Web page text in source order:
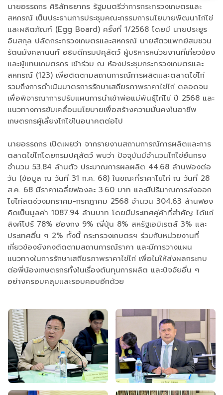
นายอรรถกร ศิริลัทธยากร รัฐมนตรีว่าการกระทรวงเกษตรและ
สหกรณ์ เป็นประธานการประชุมคณะกรรมการนโยบายพัฒนาไก่ไข่
และผลิตภัณฑ์ (Egg Board) ครั้งที่ 1/2568 โดยมี นายประยูร
อินสกุล ปลัดกระทรวงเกษตรและสหกรณ์ นายสัตวแพทย์สมชวน
รัตนมังคลานนท์ อธิบดีกรมปศุสัตว์ ผู้บริหารหน่วยงานที่เกี่ยวข้อง
และผู้แทนเกษตรกร เข้าร่วม ณ ห้องประชุมกระทรวงเกษตรและ
สหกรณ์ (123) เพื่อติดตามสถานการณ์การผลิตและตลาดไข่ไก่
รวมถึงการดำเนินมาตรการรักษาเสถียรภาพราคาไข่ไก่ ตลอดจน
เพื่อพิจารณาการปรับแผนการนำเข้าพ่อแม่พันธุ์ไก่ไข่ ปี 2568 และ
แนวทางการขับเคลื่อนนโยบายเพื่อสร้างความมั่นคงในอาชีพ
เกษตรกรผู้เลี้ยงไก่ไข่ในอนาคตต่อไป
นายอรรถกร เปิดเผยว่า จากรายงานสถานการณ์การผลิตและการ
ตลาดไข่ไก่โดยกรมปศุสัตว์ พบว่า ปัจจุบันมีจำนวนไก่ไข่ยืนกรง
จำนวน 53.84 ล้านตัว ประมาณการผลผลิต 44.68 ล้านฟองต่อ
วัน (ข้อมูล ณ วันที่ 31 ก.ค. 68) ในขณะที่ราคาไข่ไก่ ณ วันที่ 28
ส.ค. 68 มีราคาเฉลี่ยฟองละ 3.60 บาท และมีปริมาณการส่งออก
ไข่ไก่สดช่วงมกราคม-กรกฎาคม 2568 จำนวน 304.63 ล้านฟอง
คิดเป็นมูลค่า 1087.94 ล้านบาท โดยมีประเทศคู่ค้าที่สำคัญ ได้แก่
สิงค์โปร์ 78% ฮ่องกง 9% ญี่ปุ่น 8% สหรัฐเอมิเรตส์ 3% และ
ประเทศอื่น ๆ 2% ทั้งนี้ กระทรวงเกษตรฯ ร่วมกับหน่วยงานที่
เกี่ยวข้องยังคงติดตามสถานการณ์ราคา และมีการวางแผน
แนวทางในการรักษาเสถียรภาพราคาไข่ไก่ เพื่อไม่ให้ส่งผลกระทบ
ต่อพี่น้องเกษตรกรทั้งในเรื่องต้นทุนการผลิต และปัจจัยอื่น ๆ
อย่างครอบคลุมและรอบคอบอีกด้วย